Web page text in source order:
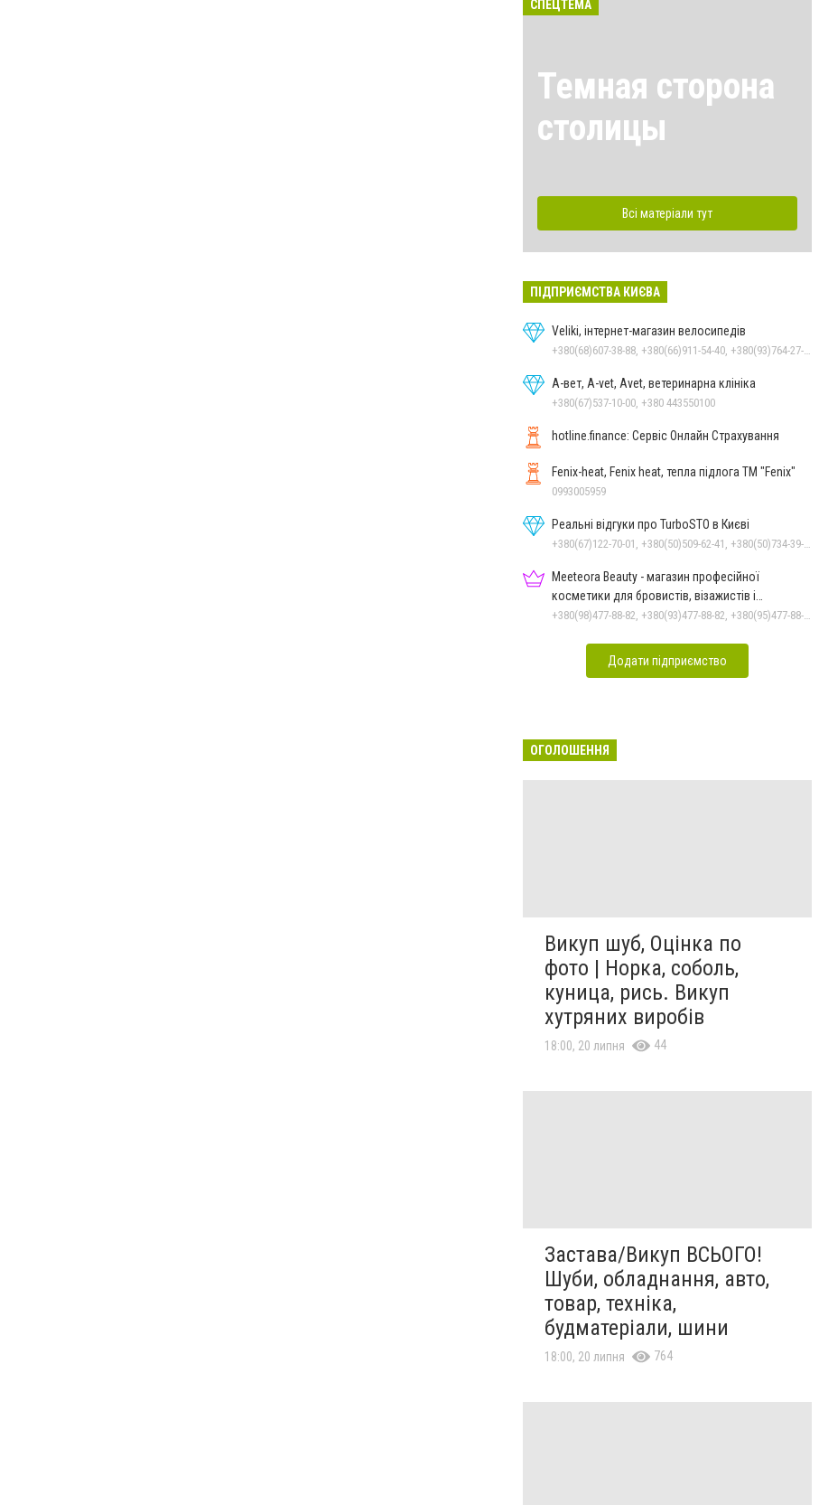
СПЕЦТЕМА
Темная сторона
столицы
Всі матеріали тут
ПІДПРИЄМСТВА КИЄВА
Veliki, інтернет-магазин велосипедів
А-вет, A-vet, Avet, ветеринарна клініка
+380(67)537-10-00, +380 443550100
hotline.finance: Сервіс Онлайн Страхування
Fenix-heat, Fenix heat, тепла підлога ТМ "Fenix"
0993005959
Реальні відгуки про TurboSTO в Києві
Meeteora Beauty - магазин професійної
косметики для бровистів, візажистів і
ламімейкерів
Додати підприємство
ОГОЛОШЕННЯ
Викуп шуб, Оцінка по
фото | Норка, соболь,
куница, рись. Викуп
хутряних виробів
18:00, 20 липня 44
Застава/Викуп ВСЬОГО!
Шуби, обладнання, авто,
товар, техніка,
будматеріали, шини
18:00, 20 липня 764